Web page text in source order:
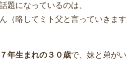
題になっているのは、
（略してミト父と言っていきます
年生まれの３０歳で、妹と弟がい